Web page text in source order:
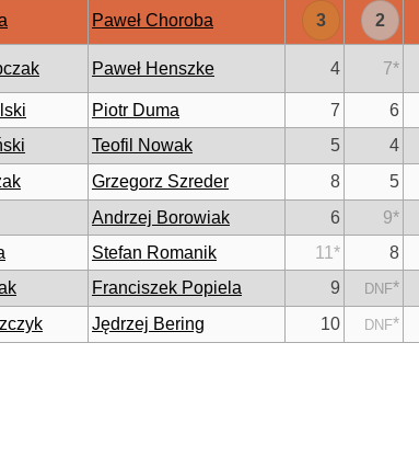
Paweł Choroba 3 2
Paweł Henszke 4 7*
Piotr Duma 7 6
Teofil Nowak 5 4
Grzegorz Szreder 8 5
Andrzej Borowiak 6 9*
Stefan Romanik 11 * 8
Franciszek Popiela 9 DNF*
Jędrzej Bering 10 DNF*